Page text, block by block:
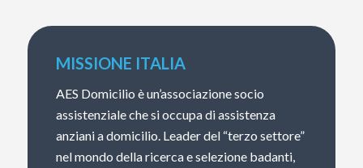
MISSIONE ITALIA
AES Domicilio è un’associazione socio
assistenziale che si occupa di assistenza
anziani a domicilio. Leader del “terzo settore”
nel mondo della ricerca e selezione badanti,